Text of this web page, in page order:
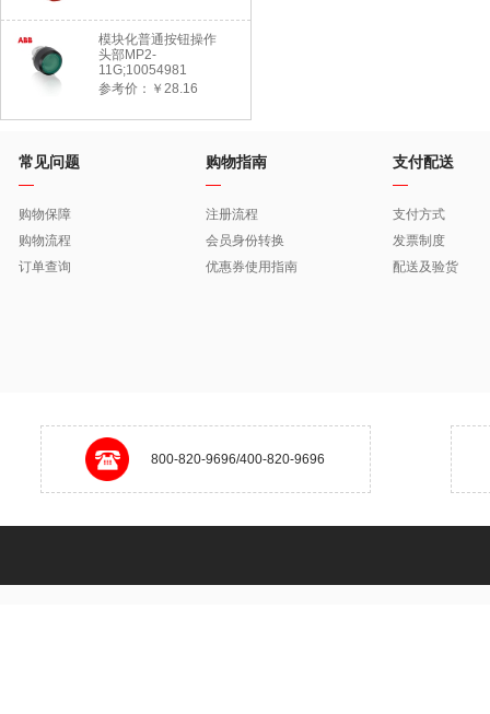
模块化普通按钮操作
头部MP2-
11G;10054981
参考价：￥28.16
常见问题
购物保障
购物流程
订单查询
购物指南
注册流程
会员身份转换
优惠券使用指南
支付配送
支付方式
发票制度
配送及验货
800-820-9696/400-820-9696